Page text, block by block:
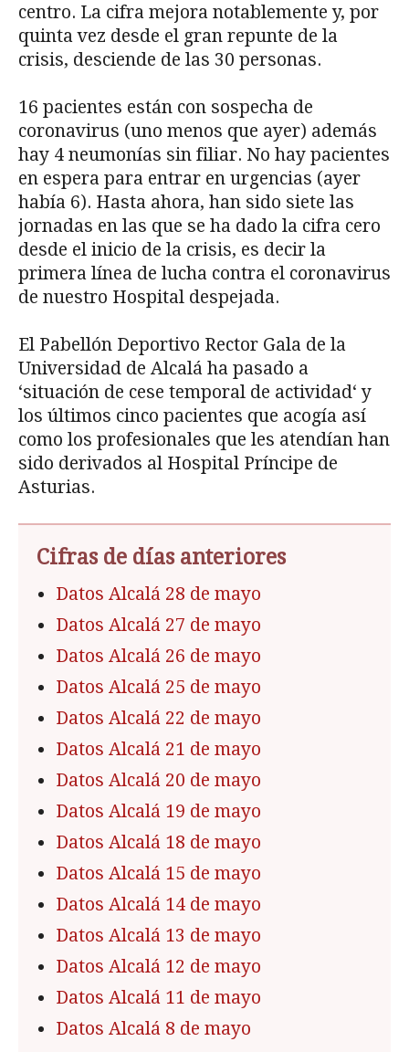
centro. La cifra mejora notablemente y, por
quinta vez desde el gran repunte de la
crisis, desciende de las 30 personas.
16 pacientes están con sospecha de
coronavirus (uno menos que ayer) además
hay 4 neumonías sin filiar. No hay pacientes
en espera para entrar en urgencias (ayer
había 6). Hasta ahora, han sido siete las
jornadas en las que se ha dado la cifra cero
desde el inicio de la crisis, es decir la
primera línea de lucha contra el coronavirus
de nuestro Hospital despejada.
El Pabellón Deportivo Rector Gala de la
Universidad de Alcalá ha pasado a
‘situación de cese temporal de actividad‘ y
los últimos cinco pacientes que acogía así
como los profesionales que les atendían han
sido derivados al Hospital Príncipe de
Asturias.
Cifras de días anteriores
Datos Alcalá 28 de mayo
Datos Alcalá 27 de mayo
Datos Alcalá 26 de mayo
Datos Alcalá 25 de mayo
Datos Alcalá 22 de mayo
Datos Alcalá 21 de mayo
Datos Alcalá 20 de mayo
Datos Alcalá 19 de mayo
Datos Alcalá 18 de mayo
Datos Alcalá 15 de mayo
Datos Alcalá 14 de mayo
Datos Alcalá 13 de mayo
Datos Alcalá 12 de mayo
Datos Alcalá 11 de mayo
Datos Alcalá 8 de mayo